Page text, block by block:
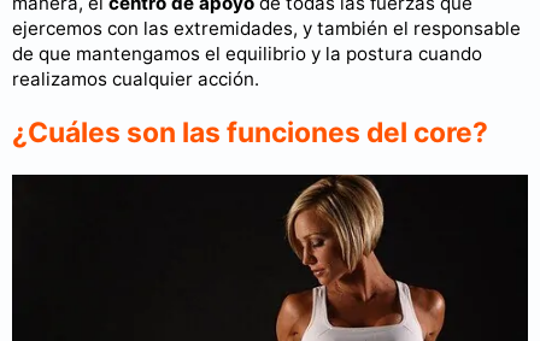
ejercemos con las extremidades, y también el responsable
de que mantengamos el equilibrio y la postura cuando
realizamos cualquier acción.
¿Cuáles son las funciones del core?